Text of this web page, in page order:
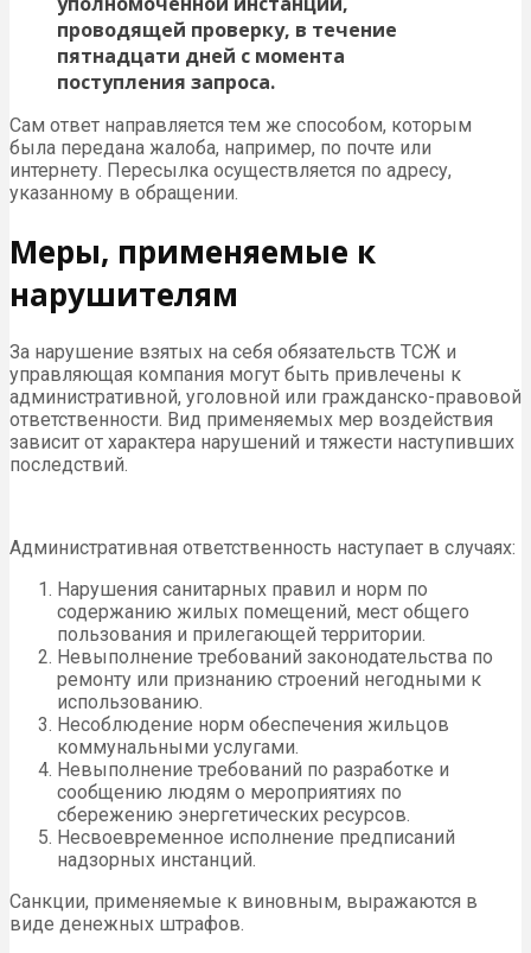
проводящей проверку, в течение
пятнадцати дней с момента
поступления запроса.
Сам ответ направляется тем же способом, которым
была передана жалоба, например, по почте или
интернету. Пересылка осуществляется по адресу,
указанному в обращении.
Меры, применяемые к
нарушителям
За нарушение взятых на себя обязательств ТСЖ и
управляющая компания могут быть привлечены к
административной, уголовной или гражданско-правовой
ответственности. Вид применяемых мер воздействия
зависит от характера нарушений и тяжести наступивших
последствий.
Административная ответственность наступает в случаях:
Нарушения санитарных правил и норм по
содержанию жилых помещений, мест общего
пользования и прилегающей территории.
Невыполнение требований законодательства по
ремонту или признанию строений негодными к
использованию.
Несоблюдение норм обеспечения жильцов
коммунальными услугами.
Невыполнение требований по разработке и
сообщению людям о мероприятиях по
сбережению энергетических ресурсов.
Несвоевременное исполнение предписаний
надзорных инстанций.
Санкции, применяемые к виновным, выражаются в
виде денежных штрафов.